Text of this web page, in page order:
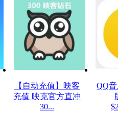
【自动充值】映客
充值 映克官方直冲
30...
QQ